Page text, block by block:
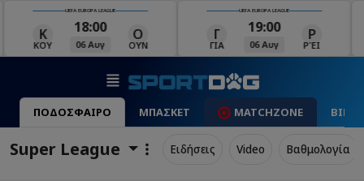
UEFA EUROPA LEAGUE
18:00
06 Αυγ
Ο
ΟΥΝ
UEFA EUROPA LEAGUE
19:00
06 Αυγ
Ρ
ΡΈΙ
ΠΟΔΟΣΦΑΙΡΟ ΜΠΑΣΚΕΤ MATCHZONE
Super League Ειδήσεις Video Βαθμολογία